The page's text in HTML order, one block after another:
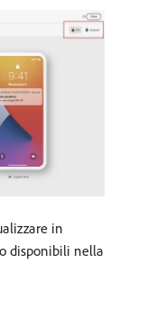
in
disponibili nella